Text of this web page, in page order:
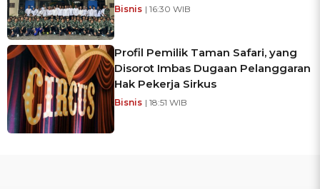
Bisnis | 16:30 WIB
Profil Pemilik Taman Safari, yang
Disorot Imbas Dugaan Pelanggaran
Hak Pekerja Sirkus
Bisnis | 18:51 WIB